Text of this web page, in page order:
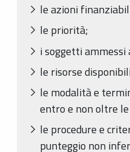
le azioni
le priorità;
i soggetti
le risorse
le modalità e
entro e non oltre
le procedure e
punteggio non